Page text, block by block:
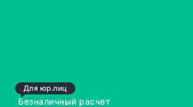
Для юр.лиц
Безналичный расчет